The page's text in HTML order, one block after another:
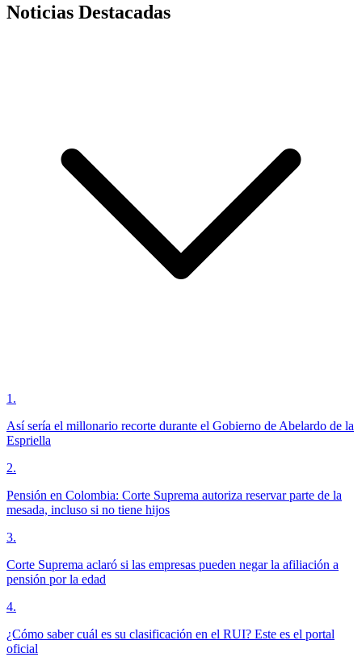
Noticias Destacadas
1 .
Así sería el millonario recorte durante el Gobierno de Abelardo de la
Espriella
2.
Pensión en Colombia: Corte Suprema autoriza reservar parte de la
mesada, incluso si no tiene hijos
3.
Corte Suprema aclaró si las empresas pueden negar la afiliación a
pensión por la edad
4.
¿Cómo saber cuál es su clasificación en el RUI? Este es el portal
oficial